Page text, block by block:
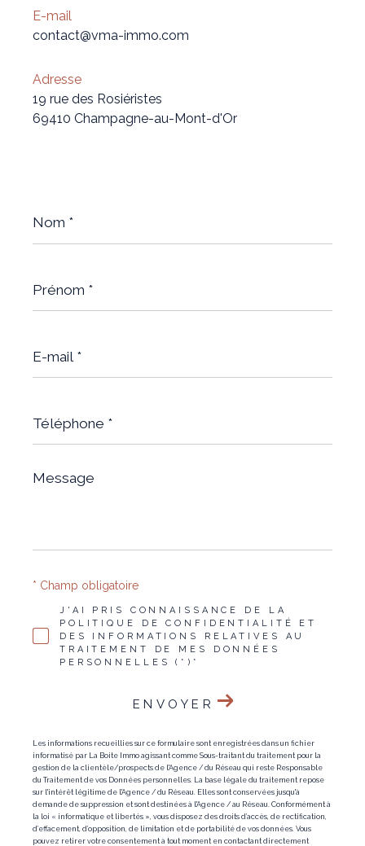
E-mail
contact@vma-immo.com
Adresse
19 rue des Rosiéristes
69410 Champagne-au-Mont-d'Or
*
*
mail
*
*
Message
*
J'AI PRIS CONNAISSANCE DE LA
POLITIQUE DE CONFIDENTIALITÉ ET
DES INFORMATIONS RELATIVES AU
TRAITEMENT DE MES DONNÉES
PERSONNELLES (*)*
* Champ obligatoire
ENVOYER
Les informations recueillies sur ce formulaire sont enregistrées dans un fichier
informatisé par La Boite Immo agissant comme Sous-traitant du traitement pour la
gestion de la clientèle/prospects de l'Agence / du Réseau qui reste Responsable
du Traitement de vos Données personnelles. La base légale du traitement repose
sur l'intérêt légitime de l'Agence / du Réseau. Elles sont conservées jusqu'à
demande de suppression et sont destinées à l'Agence / au Réseau. Conformément à
la loi « informatique et libertés », vous disposez des droits d’accès, de rectification,
d’effacement, d’opposition, de limitation et de portabilité de vos données. Vous
pouvez retirer votre consentement à tout moment en contactant directement